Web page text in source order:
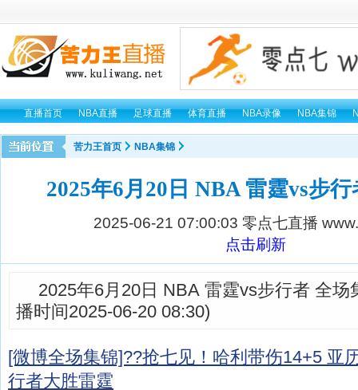
直播首页 NBA直播 足球直播 体育直播 NBA录像 NBA集锦
苦力王首页 NBA集锦
2025年6月20日 NBA 雷霆vs步
2025-06-21 07:00:03 零点七直播
点击刷新
2025年6月20日 NBA 雷霆vs步行者 全场
播时间2025-06-20 08:30)
[微博全场集锦]??抢七见！哈利带伤14+5 亚
行者大胜雷霆